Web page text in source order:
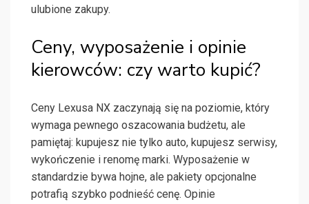
ulubione zakupy.
Ceny, wyposażenie i opinie
kierowców: czy warto kupić?
Ceny Lexusa NX zaczynają się na poziomie, który
wymaga pewnego oszacowania budżetu, ale
pamiętaj: kupujesz nie tylko auto, kupujesz serwisy,
wykończenie i renomę marki. Wyposażenie w
standardzie bywa hojne, ale pakiety opcjonalne
potrafią szybko podnieść cenę. Opinie